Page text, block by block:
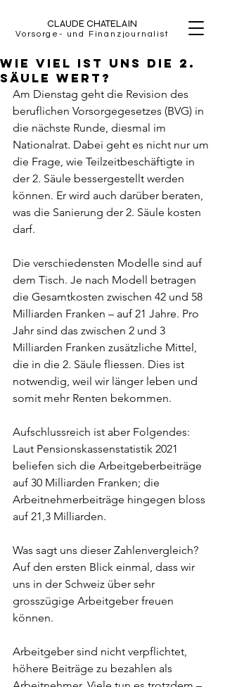
CLAUDE CHATELAIN
Vorsorge- und Finanzjournalist
Wie viel ist uns die 2.
Säule wert?
Am Dienstag geht die Revision des
beruflichen Vorsorgegesetzes (BVG) in
die nächste Runde, diesmal im
Nationalrat. Dabei geht es nicht nur um
die Frage, wie Teilzeitbeschäftigte in
der 2. Säule bessergestellt werden
können. Er wird auch darüber beraten,
was die Sanierung der 2. Säule kosten
darf.
Die verschiedensten Modelle sind auf
dem Tisch. Je nach Modell betragen
die Gesamtkosten zwischen 42 und 58
Milliarden Franken – auf 21 Jahre. Pro
Jahr sind das zwischen 2 und 3
Milliarden Franken zusätzliche Mittel,
die in die 2. Säule fliessen. Dies ist
notwendig, weil wir länger leben und
somit mehr Renten bekommen.
Aufschlussreich ist aber Folgendes:
Laut Pensionskassenstatistik 2021
beliefen sich die Arbeitgeberbeiträge
auf 30 Milliarden Franken; die
Arbeitnehmerbeiträge hingegen bloss
auf 21,3 Milliarden.
Was sagt uns dieser Zahlenvergleich?
Auf den ersten Blick einmal, dass wir
uns in der Schweiz über sehr
grosszügige Arbeitgeber freuen
können.
Arbeitgeber sind nicht verpflichtet,
höhere Beiträge zu bezahlen als